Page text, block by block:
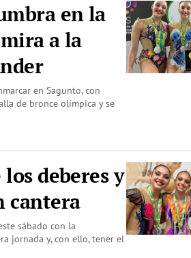
en la
a la
en Sagunto, con
de bronce olímpica y se
deberes y
cantera
sábado con la
jornada y, con ello, tener el